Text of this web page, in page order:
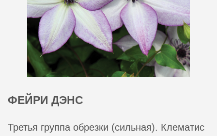
ФЕЙРИ ДЭНС
Третья группа обрезки (сильная). Клематис